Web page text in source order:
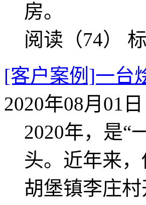
房。
阅读（74）
[客户案例]一台
2020年08月01日
2020年，是“
头。近年来
胡堡镇李庄